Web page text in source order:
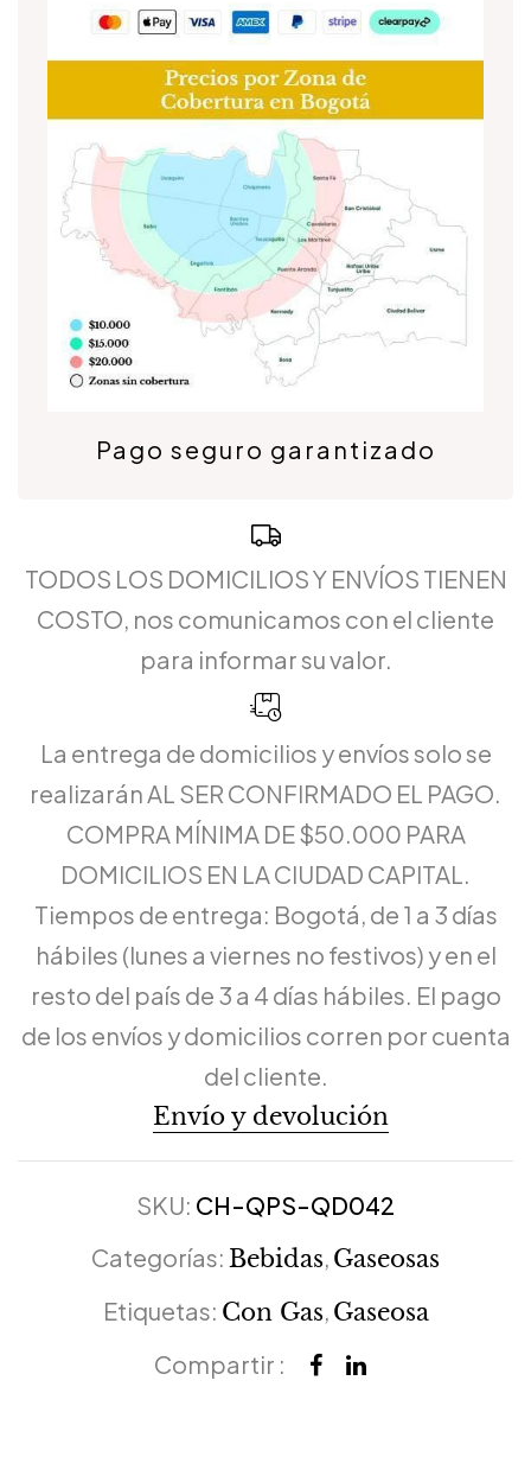
Pago seguro garantizado
TODOS LOS DOMICILIOS Y ENVÍOS TIENEN
COSTO, nos comunicamos con el cliente
para informar su valor.
La entrega de domicilios y envíos solo se
realizarán AL SER CONFIRMADO EL PAGO.
COMPRA MÍNIMA DE $50.000 PARA
DOMICILIOS EN LA CIUDAD CAPITAL.
Tiempos de entrega: Bogotá, de 1 a 3 días
hábiles (lunes a viernes no festivos) y en el
resto del país de 3 a 4 días hábiles. El pago
de los envíos y domicilios corren por cuenta
del cliente.
Envío y devolución
SKU: CH-QPS-QD042
Categorías: Bebidas Gaseosas
Etiquetas: Con Gas Gaseosa
Compartir :